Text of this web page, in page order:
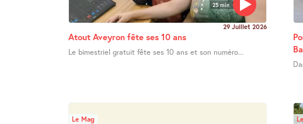
25 min
29 Juillet 2026
Atout Aveyron fête ses 10 ans
Le bimestriel gratuit fête ses 10 ans et son numéro...
Le Mag